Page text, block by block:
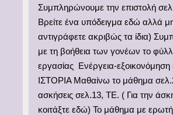
Συμπληρώνουμε την επιστολή
Βρείτε ένα υπόδειγμα εδώ αλλά
αντιγράφετε ακριβώς τα ίδια)
με τη βοήθεια των γονέων το
εργασίας Ενέργεια-
ΙΣΤΟΡΙΑ Μαθαίνω το μάθημα
ασκήσεις σελ.13, ΤΕ. ( Για την
κοιτάξτε εδώ) Το μάθημα με